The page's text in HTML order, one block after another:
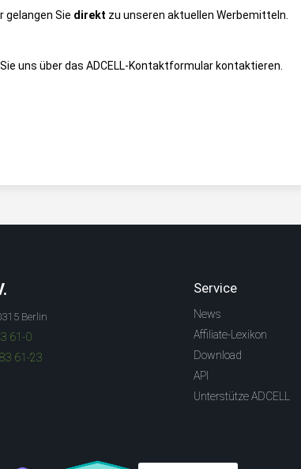
gelangen Sie direkt zu unseren aktuellen Werbemitteln.
uns über das ADCELL-Kontaktformular kontaktieren.
Berlin
61-0
61-23
Service
News
Affiliate-Lexikon
Download
API
Unterstütze ADCELL